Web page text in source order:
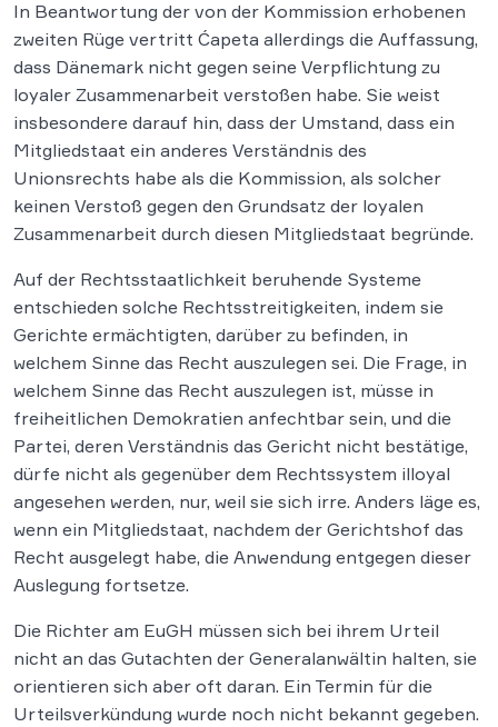
In Beantwortung der von der Kommission erhobenen
zweiten Rüge vertritt Ćapeta allerdings die Auffassung,
dass Dänemark nicht gegen seine Verpflichtung zu
loyaler Zusammenarbeit verstoßen habe. Sie weist
insbesondere darauf hin, dass der Umstand, dass ein
Mitgliedstaat ein anderes Verständnis des
Unionsrechts habe als die Kommission, als solcher
keinen Verstoß gegen den Grundsatz der loyalen
Zusammenarbeit durch diesen Mitgliedstaat begründe.
Auf der Rechtsstaatlichkeit beruhende Systeme
entschieden solche Rechtsstreitigkeiten, indem sie
Gerichte ermächtigten, darüber zu befinden, in
welchem Sinne das Recht auszulegen sei. Die Frage, in
welchem Sinne das Recht auszulegen ist, müsse in
freiheitlichen Demokratien anfechtbar sein, und die
Partei, deren Verständnis das Gericht nicht bestätige,
dürfe nicht als gegenüber dem Rechtssystem illoyal
angesehen werden, nur, weil sie sich irre. Anders läge es,
wenn ein Mitgliedstaat, nachdem der Gerichtshof das
Recht ausgelegt habe, die Anwendung entgegen dieser
Auslegung fortsetze.
Die Richter am EuGH müssen sich bei ihrem Urteil
nicht an das Gutachten der Generalanwältin halten, sie
orientieren sich aber oft daran. Ein Termin für die
Urteilsverkündung wurde noch nicht bekannt gegeben.